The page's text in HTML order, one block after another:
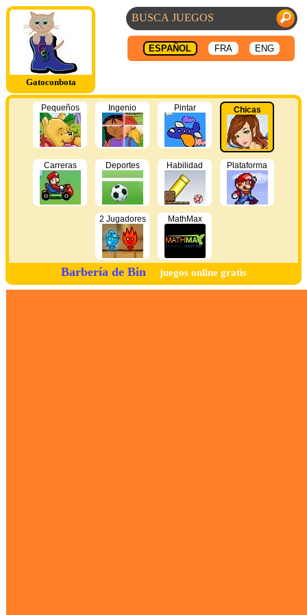
Gatoconbota
ESPAÑOL FRA ENG
Pequeños Ingenio Pintar Chicas
Carreras Deportes Habilidad Plataforma
2 Jugadores MathMax
Barbería de Bin juegos online gratis